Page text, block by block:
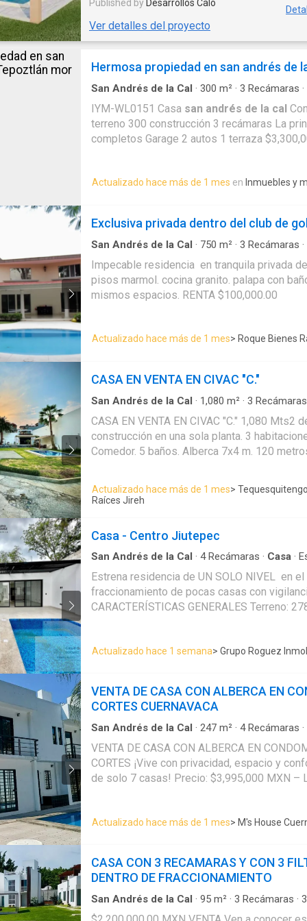
Published by Desarrollos Calo
Ver detalles del proyecto
Hermosa propiedad en san andrés de
San Andrés de la Cal · 300 m² · 3 Recámaras ·
IYM-WL0151 Casa san andrés de la cal
terreno 300 construcción 3 recámaras La
completos Garage 2 autos 1 terraza
Actualizado hace más de 1 mes en Inmuebles y
Exclusiva privada dentro del club de
San Andrés de la Cal · 750 m² · 3 Recámaras ·
Impecable residencia en tranquila privada
pisos marmol. cocina granito. palapa con
mismos espacios. RENTA $100,000.00
Actualizado hace más de 1 mes> Roque Bienes
CASA EN VENTA EN CIVAC "C."
San Andrés de la Cal · 1,080 m² · 3 Recámaras
Internet·Alberca·Agua
CASA EN VENTA EN CIVAC "C." 1,080 Mts2 de terreno. 390 Mts2 de
construcción en una sola planta. 3 habitaciones amplias. Sala muy amplia.
Comedor. 5 baños. Alberca 7x4 m. 120 metros de pasto. 5 tinacos. Cisterna
derechos
Actualizado hace más de 1 mes>
Raíces Jireh
Casa - Centro Jiutepec
San Andrés de la Cal · 4Recámaras · Casa ·
Estrena residencia de UN SOLO NIVEL en
fraccionamiento de pocas casas con
CARACTERÍSTICAS GENERALES Terreno: 278 m² Construcción: 170 m²
completos Cocina integral Terraza Jardín
Estacionamiento para hasta 2 autos EQUIPAMIENTO Persianas Cancelería
comodidad, funcionalidad y ubicación
Actualizado hace 1 semana> Grupo Roguez
VENTA DE CASA CON ALBERCA EN
CORTES CUERNAVACA
San Andrés de la Cal · 247 m² · 4Recámaras ·
Alberca
VENTA DE CASA CON ALBERCA EN
CORTES ¡Vive con privacidad, espacio y
de solo 7 casas! Precio: $3,995,000 MXN –
verdadera oportunidad. Su diseño
distribución pensada para brindar
desayunar o relajarte2
calentador solarPropiedad 100% eléctrica
eléctrica incluidaSe quedan ventiladores de
disfrutar al máximo• Alberca común• Terraza
Actualizado hace más de 1 mes> M's House
CASA CON 3 RECAMARAS Y CON 3
DENTRO DE FRACCIONAMIENTO
San Andrés de la Cal · 95 m² · 3 Recámaras · 3
Fraccionamiento